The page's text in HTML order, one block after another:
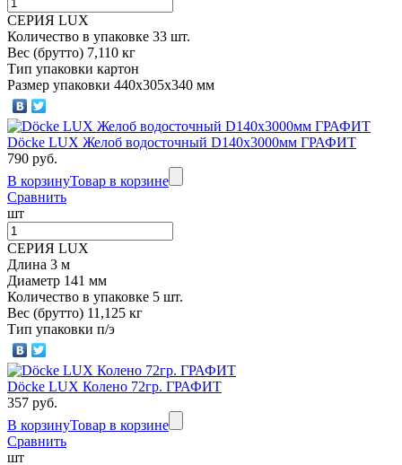
СЕРИЯ LUX
Количество в упаковке 33 шт.
Вес (брутто) 7,110 кг
Тип упаковки картон
Размер упаковки 440х305х340 мм
Döcke LUX Желоб водосточный D140х3000мм ГРАФИТ
790 руб.
В корзинуТовар в корзине
Сравнить
шт
СЕРИЯ LUX
Длина 3 м
Диаметр 141 мм
Количество в упаковке 5 шт.
Вес (брутто) 11,125 кг
Тип упаковки п/э
Döcke LUX Колено 72гр. ГРАФИТ
357 руб.
В корзинуТовар в корзине
Сравнить
шт